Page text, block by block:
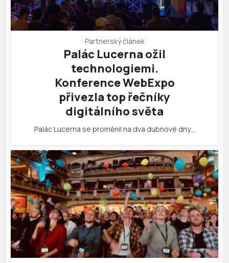
Partnerský článek
Palác Lucerna ožil
technologiemi.
Konference WebExpo
přivezla top řečníky
digitálního světa
Palác Lucerna se proměnil na dva dubnové dny…